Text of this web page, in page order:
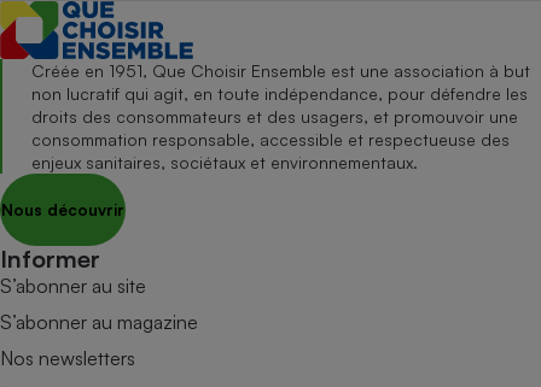
Créée en 1951, Que Choisir Ensemble est une association à but
non lucratif qui agit, en toute indépendance, pour défendre les
droits des consommateurs et des usagers, et promouvoir une
consommation responsable, accessible et respectueuse des
enjeux sanitaires, sociétaux et environnementaux.
Nous découvrir
Informer
S’abonner au site
S’abonner au magazine
Nos newsletters